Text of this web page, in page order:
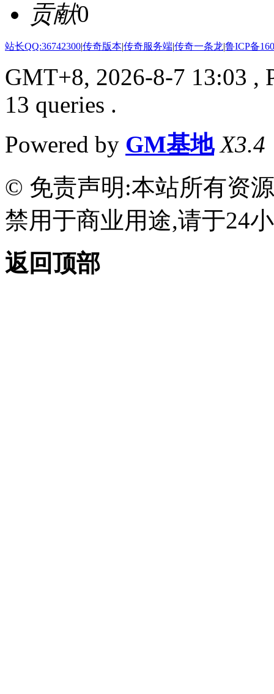
贡献0
站长QQ:36742300|传奇版本|传奇服务端|传奇一条龙|鲁ICP备
GMT+8, 2026-8-7 13:03 ,
13 queries .
Powered by GM基地 X3.4
© 免责声明:本站所有资
禁用于商业用途,请于24
返回顶部